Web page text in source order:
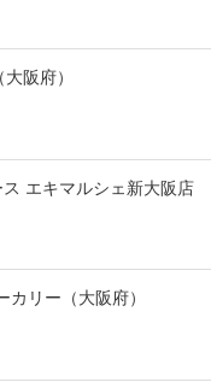
阪府）
エキマルシェ新大阪店
リー（大阪府）